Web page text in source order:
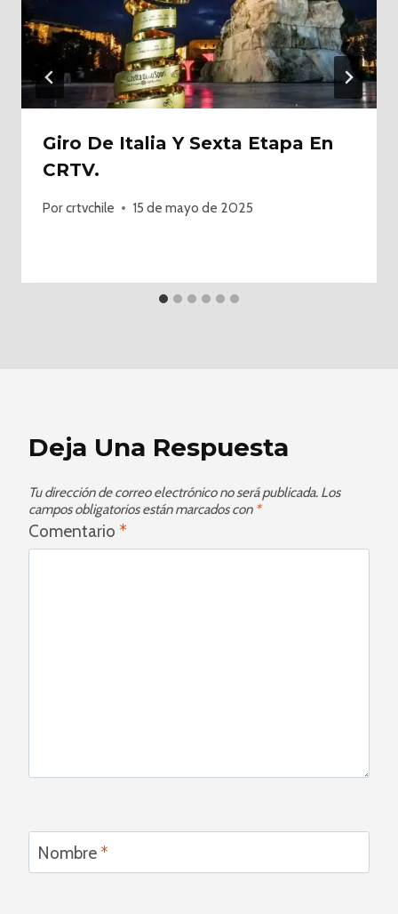
Giro De Italia Y Sexta Etapa En
CRTV.
Porcrtvchile 15 de mayo de 2025
Deja Una Respuesta
Tu dirección de correo electrónico no será publicada. Los
campos obligatorios están marcados con *
Comentario *
Nombre *